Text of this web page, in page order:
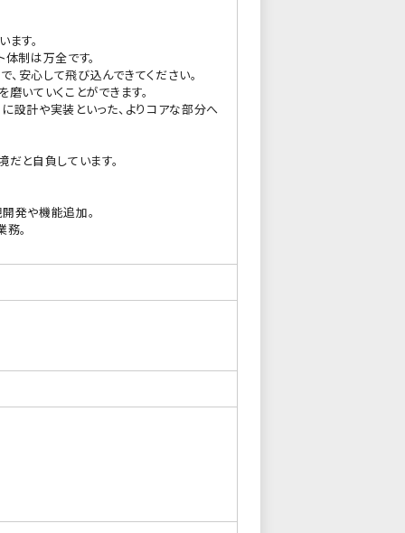
す。
制は万全です。
安心して飛び込んできてください。
いていくことができます。
設計や実装といった、よりコアな部分へ
と自負しています。
発や機能追加。
。